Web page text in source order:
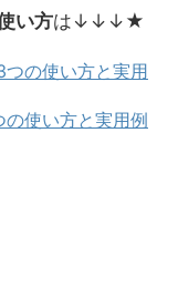
い方は↓↓↓★
使い方と実用例